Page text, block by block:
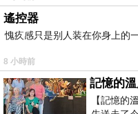
遙控器
愧疚感只是别人装在你身上的
8 小時前
記憶的
【記憶的